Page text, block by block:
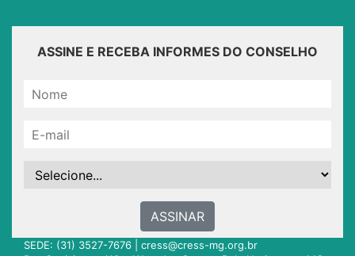
ASSINE E RECEBA INFORMES DO CONSELHO
ASSINAR
SEDE: (31) 3527-7676 | cress@cress-mg.org.br